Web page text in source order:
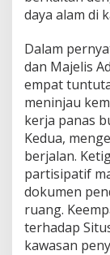
daya alam di
Dalam
dan Majelis
empat
meninjau
kerja panas
Kedua,
berjalan.
partisipatif
dokumen
ruang.
terhadap
kawasan